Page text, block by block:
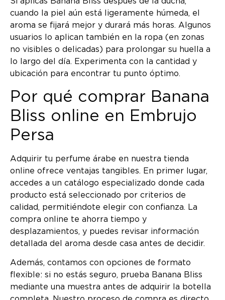
cuando la piel aún está ligeramente húmeda, el
aroma se fijará mejor y durará más horas. Algunos
usuarios lo aplican también en la ropa (en zonas
no visibles o delicadas) para prolongar su huella a
lo largo del día. Experimenta con la cantidad y
ubicación para encontrar tu punto óptimo.
Por qué comprar Banana
Bliss online en Embrujo
Persa
Adquirir tu perfume árabe en nuestra tienda
online ofrece ventajas tangibles. En primer lugar,
accedes a un catálogo especializado donde cada
producto está seleccionado por criterios de
calidad, permitiéndote elegir con confianza. La
compra online te ahorra tiempo y
desplazamientos, y puedes revisar información
detallada del aroma desde casa antes de decidir.
Además, contamos con opciones de formato
flexible: si no estás seguro, prueba Banana Bliss
mediante una muestra antes de adquirir la botella